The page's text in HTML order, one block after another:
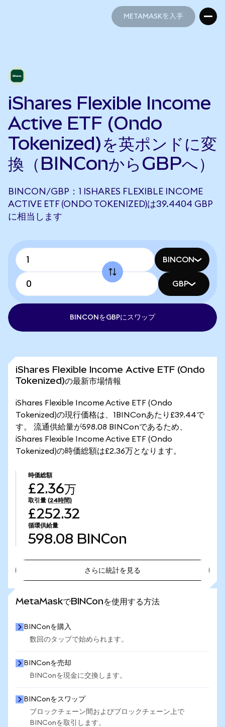
METAMASKを入手
iShares Flexible Income
Active ETF (Ondo
Tokenized)を英ポンドに変
換（BINConからGBPへ）
BINCON/GBP：1 ISHARES FLEXIBLE INCOME
ACTIVE ETF (ONDO TOKENIZED)は39.4404 GBP
に相当します
BINCON
GBP
BINCONをGBPにスワップ
iShares Flexible Income Active ETF (Ondo
Tokenized)の最新市場情報
iShares Flexible Income Active ETF (Ondo
Tokenized)の現行価格は、1BINConあたり£39.44で
す。 流通供給量が598.08 BINConであるため、
iShares Flexible Income Active ETF (Ondo
Tokenized)の時価総額は£2.36万となります。
時価総額
£2.36万
取引量 (24時間)
£252.32
循環供給量
598.08 BINCon
さらに統計を見る
MetaMaskでBINConを使用する方法
BINConを購入
数回のタップで始められます。
BINConを売却
BINConを現金に交換します。
BINConをスワップ
ブロックチェーン間およびブロックチェーン上で
BINConを取引します。